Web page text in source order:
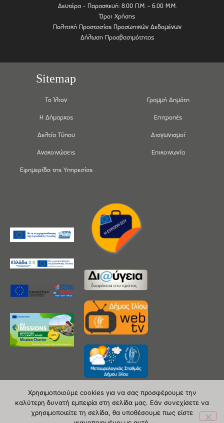
Δευτέρα - Παρασκευή: 8.00 Π.Μ. - 6.00 Μ.Μ.
Όροι Χρήσης
Πολιτική Προστασίας Προσωπικών Δεδομένων
Δήλωση Προσβασιμότητας
Sitemap
Το Ίλιον
Η Δήμαρχος
Δελτία Τύπου
Ανακοινώσεις
Εφημερίδα της Υπηρεσίας
Γραμμή Δημότη
Επιτροπές
Διαγωνισμοί
Επικοινωνία
Copyright 2020 © Δήμος Ιλίου
Χρησιμοποιούμε cookies για να σας προσφέρουμε την
καλύτερη δυνατή εμπειρία στη σελίδα μας. Εάν συνεχίσετε να
χρησιμοποιείτε τη σελίδα, θα υποθέσουμε πως είστε